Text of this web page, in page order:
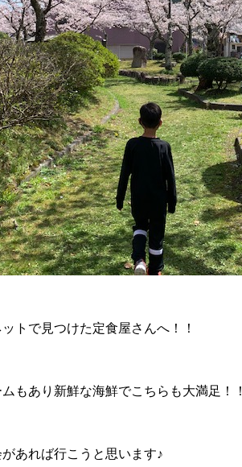
トで見つけた定食屋さんへ！！
もあり新鮮な海鮮でこちらも大満足！！
があれば行こうと思います♪